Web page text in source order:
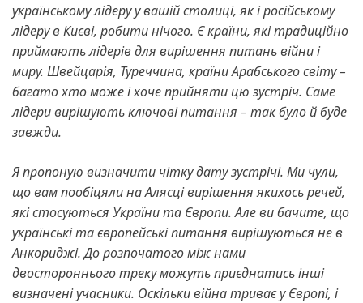
українському лідеру у вашій столиці, як і російському
лідеру в Києві, робити нічого. Є країни, які традиційно
приймають лідерів для вирішення питань війни і
миру. Швейцарія, Туреччина, країни Арабського світу –
багато хто може і хоче прийняти цю зустріч. Саме
лідери вирішують ключові питання – так було й буде
завжди.
Я пропоную визначити чітку дату зустрічі. Ми чули,
що вам пообіцяли на Алясці вирішення якихось речей,
які стосуються України та Європи. Але ви бачите, що
українські та європейські питання вирішуються не в
Анкориджі.До розпочатого між нами
двостороннього треку можуть приєднатись інші
визначені учасники. Оскільки війна триває у Європі, і